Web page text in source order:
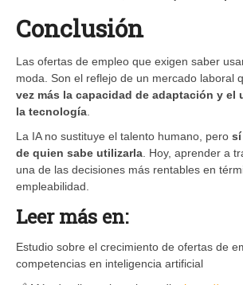
Conclusión
Las ofertas de empleo que exigen saber
moda. Son el reflejo de un mercado laboral
vez más la capacidad de adaptación y el
la tecnología
La IA no sustituye el talento humano, pero sí
de quien sabe utilizarla . Hoy, aprender a
una de las decisiones más rentables en
empleabilidad.
Leer más en:
Estudio sobre el crecimiento de ofertas de
competencias en inteligencia artificial